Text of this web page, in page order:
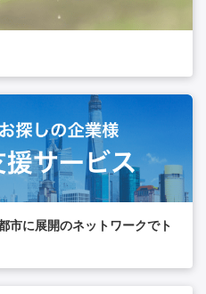
市に展開のネットワークでト